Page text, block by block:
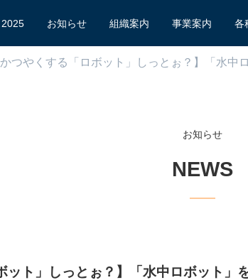
お知らせ 組織案内 事業案内 各
かつやくする「ロボット」しっとぉ？】「水中
お知らせ
NEWS
ット」しっとぉ？】「水中ロボット」